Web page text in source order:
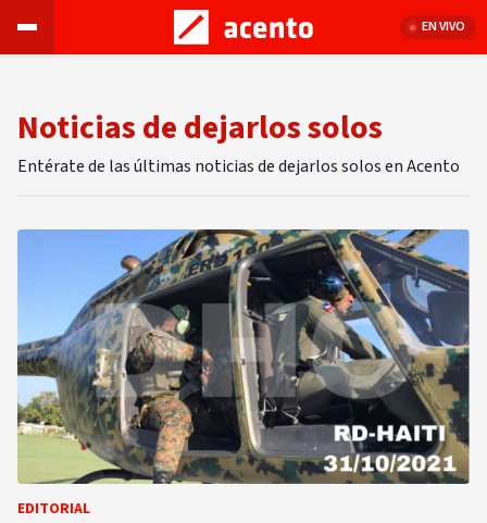
EN VIVO
Noticias de dejarlos solos
Entérate de las últimas noticias de dejarlos solos en Acento
EDITORIAL